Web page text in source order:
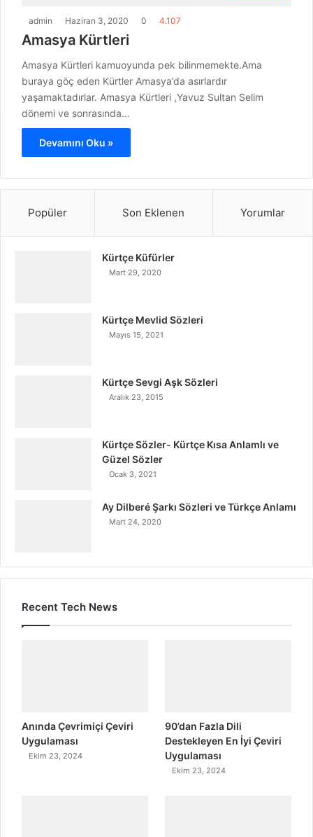
admin Haziran 3, 2020 0 4.107
Amasya Kürtleri
Amasya Kürtleri kamuoyunda pek bilinmemekte.Ama
buraya göç eden Kürtler Amasya’da asırlardır
yaşamaktadırlar. Amasya Kürtleri ,Yavuz Sultan Selim
dönemi ve sonrasında…
Devamını Oku »
Popüler Son Eklenen Yorumlar
Kürtçe Küfürler
Mart 29, 2020
Kürtçe Mevlid Sözleri
Mayıs 15, 2021
Kürtçe Sevgi Aşk Sözleri
Aralık 23, 2015
Kürtçe Sözler- Kürtçe Kısa Anlamlı ve
Güzel Sözler
Ocak 3, 2021
Ay Dilberé Şarkı Sözleri ve Türkçe Anlamı
Mart 24, 2020
Recent Tech News
Anında Çevrimiçi Çeviri
Uygulaması
Ekim 23, 2024
90’dan Fazla Dili
Destekleyen En İyi Çeviri
Uygulaması
Ekim 23, 2024